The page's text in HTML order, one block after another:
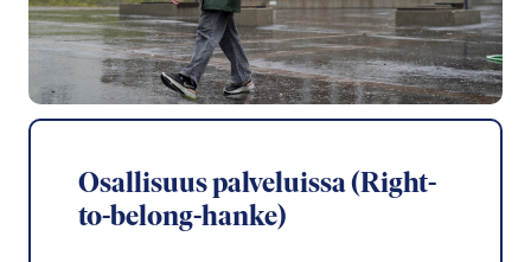
Osallisuus palveluissa (Right-
to-belong-hanke)